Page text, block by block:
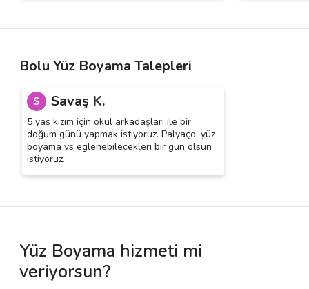
Bolu Yüz Boyama Talepleri
S Savaş K.
5 yas kızım için okul arkadaşları ile bir
doğum günü yapmak istiyoruz. Palyaço, yüz
boyama vs eglenebilecekleri bir gün olsun
istiyoruz.
Yüz Boyama hizmeti mi
veriyorsun?